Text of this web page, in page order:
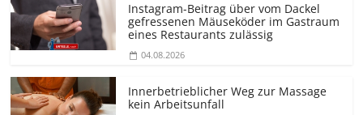
Instagram-Beitrag über vom Dackel
gefressenen Mäuseköder im Gastraum
eines Restaurants zulässig
04.08.2026
Innerbetrieblicher Weg zur Massage
kein Arbeitsunfall